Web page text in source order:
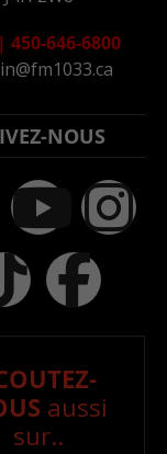
| 450-646-6800
NOUS
aussi
sur..